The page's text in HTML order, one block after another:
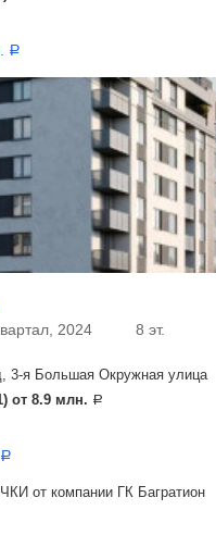
a
2024 8 эт.
3-я Большая Окружная улица
от 8.9 млн. a
a